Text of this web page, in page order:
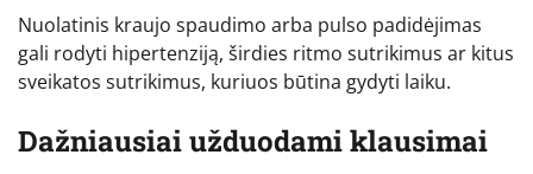
Nuolatinis kraujo spaudimo arba pulso padidėjimas
gali rodyti hipertenziją, širdies ritmo sutrikimus ar kitus
sveikatos sutrikimus, kuriuos būtina gydyti laiku.
Dažniausiai užduodami klausimai